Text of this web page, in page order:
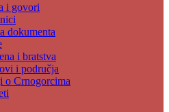
i govori
dokumenta
i bratstva
i područja
o Crnogorcima